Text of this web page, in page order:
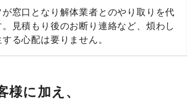
窓口となり解体業者とのやり取りを代
見積もり後のお断り連絡など、煩わし
る心配は要りません。
様に加え、